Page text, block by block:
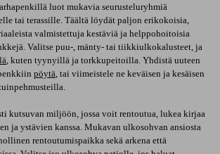
luot mukavia seurusteluryhmiä
tai terassille. Täältä löydät paljon erikokoisia,
valmistettuja kestäviä ja helppohoitoisia
Valitse puu-, mänty- tai tiikkiulkokalusteet, ja
, kuten tyynyillä ja torkkupeitoilla. Yhdistä uuteen
pöytä, tai viimeistele ne keväisen ja kesäisen
kutsuvan miljöön, jossa voit rentoutua, lukea kirjaa
ja ystävien kanssa. Mukavan ulkosohvan ansiosta
rentoutumispaikka sekä arkena että